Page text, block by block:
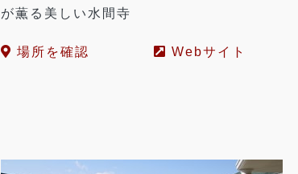
が薫る美しい水間寺
場所を確認 Webサイト